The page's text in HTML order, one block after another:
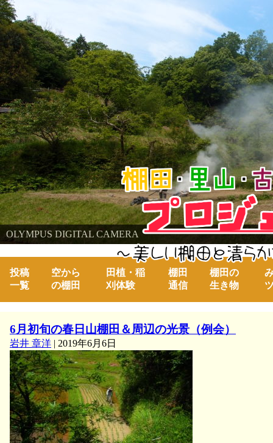
OLYMPUS DIGITAL CAMERA
～美しい棚田の自然と古代米～
棚田・里山・古代米・鮒プロジェクト
投稿
一覧
空から
の棚田
田植・稲
刈体験
棚田
通信
棚田の
生き物
6月初旬の春日山棚田＆周辺の光景（例会）
岩井 章洋 | 2019年6月6日